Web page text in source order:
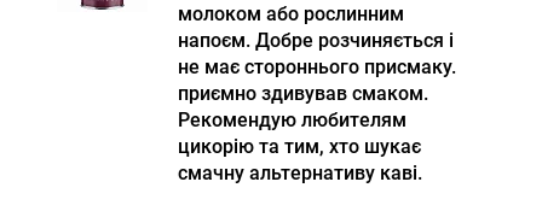
молоком або рослинним
напоєм. Добре розчиняється і
не має стороннього присмаку.
приємно здивував смаком.
Рекомендую любителям
цикорію та тим, хто шукає
смачну альтернативу каві.